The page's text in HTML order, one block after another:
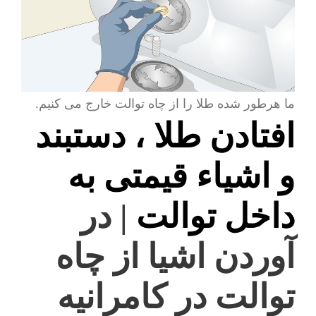
ما هرطور شده طلا را از چاه توالت خارج می کنیم.
افتادن طلا ، دستبند
و اشیاء قیمتی به
داخل توالت | در
آوردن اشیا از چاه
توالت در کامرانیه